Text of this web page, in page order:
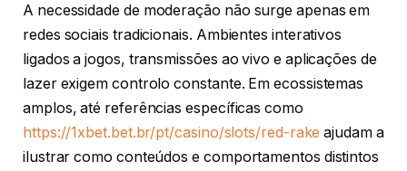
A necessidade de moderação não surge apenas em
redes sociais tradicionais. Ambientes interativos
ligados a jogos, transmissões ao vivo e aplicações de
lazer exigem controlo constante. Em ecossistemas
amplos, até referências específicas como
https://1xbet.bet.br/pt/casino/slots/red-rake ajudam a
ilustrar como conteúdos e comportamentos distintos